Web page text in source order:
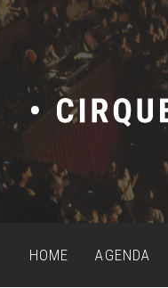
HOME AGENDA